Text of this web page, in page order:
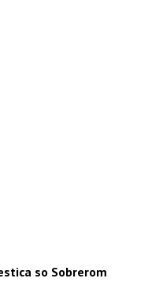
so Sobrerom